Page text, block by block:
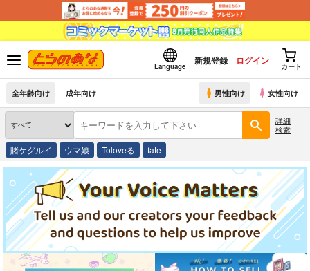
Language
新規登録 ログイン
カート
全年齢向け 成年向け 男性向け 女性向け
詳細
検索
賭ケグルイ ウマ娘 Toloveる fate